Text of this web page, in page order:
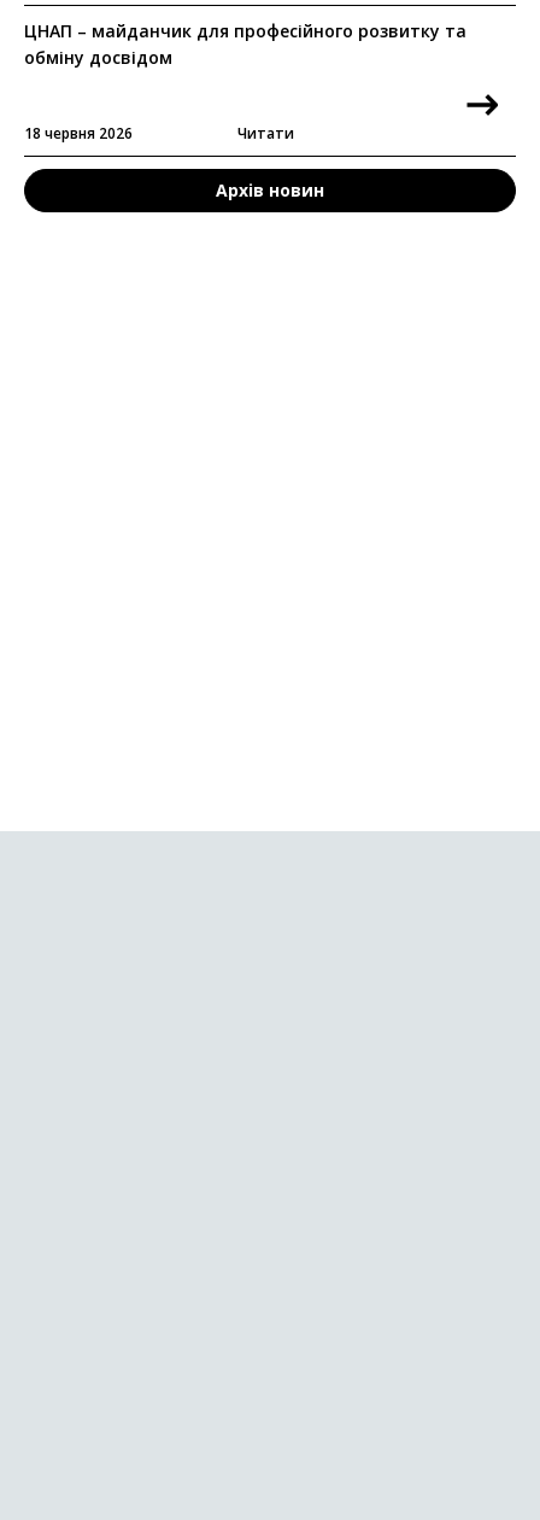
ЦНАП – майданчик для професійного розвитку та
обміну досвідом
18 червня 2026 Читати
Архів новин